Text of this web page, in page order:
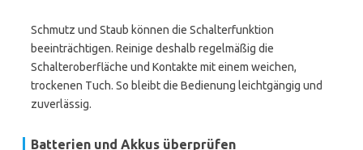
Schmutz und Staub können die Schalterfunktion
beeinträchtigen. Reinige deshalb regelmäßig die
Schalteroberfläche und Kontakte mit einem weichen,
trockenen Tuch. So bleibt die Bedienung leichtgängig und
zuverlässig.
Batterien und Akkus überprüfen